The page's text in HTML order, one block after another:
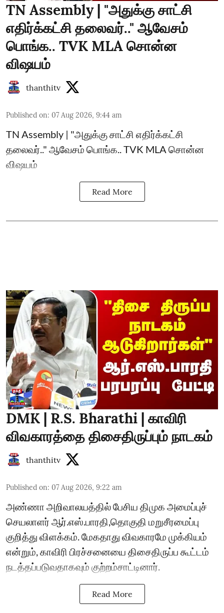
TN Assembly | "அதுக்கு சாட்சி
எதிர்க்கட்சி தலைவர்.." ஆவேசம்
பொங்க.. TVK MLA சொன்ன
விஷயம்
thanthitv
Published on: 07 Aug 2026, 9:44 am
TN Assembly | "அதுக்கு சாட்சி எதிர்க்கட்சி
தலைவர்.." ஆவேசம் பொங்க.. TVK MLA சொன்ன
விஷயம்
Read More
DMK | R.S. Bharathi | காவிரி
விவகாரத்தை திசைதிருப்பும் நாடகம்
thanthitv
Published on: 07 Aug 2026, 9:22 am
அண்ணா அறிவாலயத்தில் பேசிய திமுக அமைப்புச்
செயலாளர் ஆர்.எஸ்.பாரதி,தொகுதி மறுசீரமைப்பு
குறித்து விளக்கம். மேகதாது விவகாரமே முக்கியம்
என்றும், காவிரி பிரச்சனையை திசைதிருப்ப கூட்டம்
நடத்தப்படுவதாகவும் குற்றம்சாட்டினார்.
Read More